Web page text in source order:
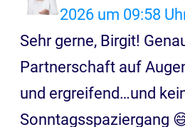
2026 um 09:58
Sehr gerne, Birgit!
Partnerschaft auf
und ergreifend…und
Sonntagsspaziergang